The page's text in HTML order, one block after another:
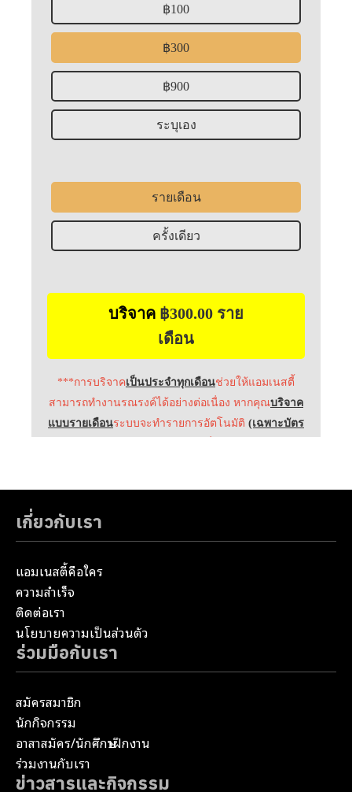
เกี่ยวกับเรา
แอมเนสตี้คือใคร
ความสำเร็จ
ติดต่อเรา
นโยบายความเป็นส่วนตัว
ร่วมมือกับเรา
สมัครสมาชิก
นักกิจกรรม
อาสาสมัคร/นักศึกษาฝึกงาน
ร่วมงานกับเรา
ข่าวสารและกิจกรรม